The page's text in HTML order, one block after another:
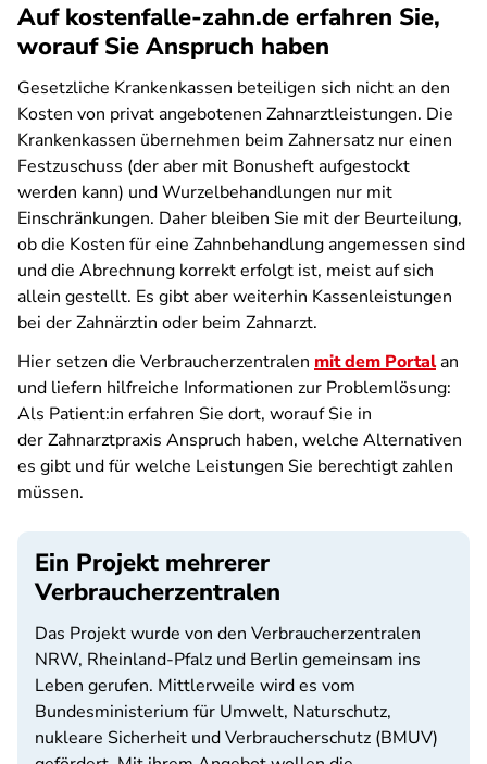
Auf kostenfalle-zahn.de erfahren Sie,
worauf Sie Anspruch haben
Gesetzliche Krankenkassen beteiligen sich nicht an den
Kosten von privat angebotenen Zahnarztleistungen. Die
Krankenkassen übernehmen beim Zahnersatz nur einen
Festzuschuss (der aber mit Bonusheft aufgestockt
werden kann) und Wurzelbehandlungen nur mit
Einschränkungen. Daher bleiben Sie mit der Beurteilung,
ob die Kosten für eine Zahnbehandlung angemessen sind
und die Abrechnung korrekt erfolgt ist, meist auf sich
allein gestellt. Es gibt aber weiterhin Kassenleistungen
bei der Zahnärztin oder beim Zahnarzt.
Hier setzen die Verbraucherzentralen mit dem Portalan
und liefern hilfreiche Informationen zur Problemlösung:
Als Patient:in erfahren Sie dort, worauf Sie in
der Zahnarztpraxis Anspruch haben, welche Alternativen
es gibt und für welche Leistungen Sie berechtigt zahlen
müssen.
Ein Projekt mehrerer
Verbraucherzentralen
Das Projekt wurde von den Verbraucherzentralen
NRW, Rheinland-Pfalz und Berlin gemeinsam ins
Leben gerufen. Mittlerweile wird es vom
Bundesministerium für Umwelt, Naturschutz,
nukleare Sicherheit und Verbraucherschutz (BMUV)